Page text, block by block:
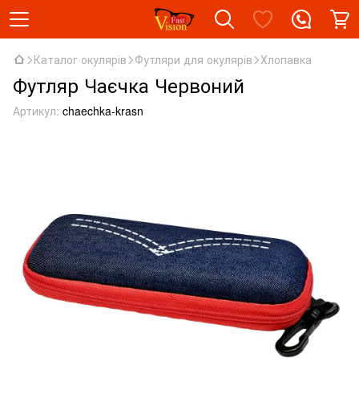
Каталог окулярів Футляри для окулярів Хлопавка
Футляр Чаєчка Червоний
Артикул: chaechka-krasn